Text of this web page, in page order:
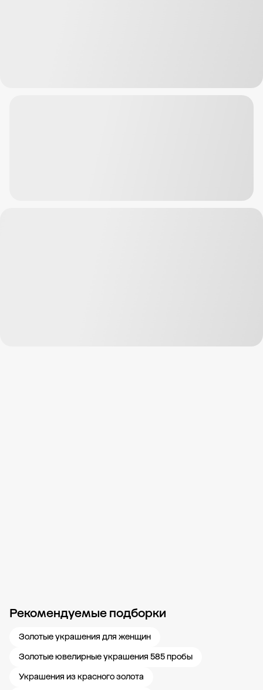
Рекомендуемые подборки
Золотые украшения для женщин
Золотые ювелирные украшения 585 пробы
Украшения из красного золота
Новости компании Журнал ЗОЛОТОЙ Блог